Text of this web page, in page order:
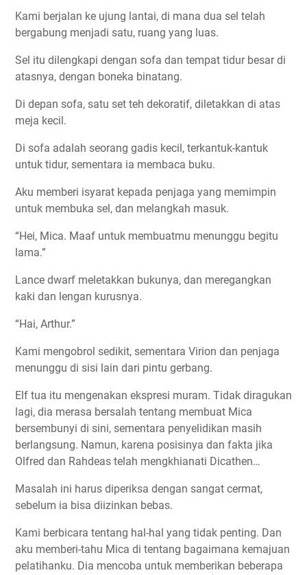
Kami berjalan ke ujung lantai, di mana dua sel telah
bergabung menjadi satu, ruang yang luas.
Sel itu dilengkapi dengan sofa dan tempat tidur besar di
atasnya, dengan boneka binatang.
Di depan sofa, satu set teh dekoratif, diletakkan di atas
meja kecil.
Di sofa adalah seorang gadis kecil, terkantuk-kantuk
untuk tidur, sementara ia membaca buku.
Aku memberi isyarat kepada penjaga yang memimpin
untuk membuka sel, dan melangkah masuk.
“Hei, Mica. Maaf untuk membuatmu menunggu begitu
lama.”
Lance dwarf meletakkan bukunya, dan meregangkan
kaki dan lengan kurusnya.
“Hai, Arthur.”
Kami mengobrol sedikit, sementara Virion dan penjaga
menunggu di sisi lain dari pintu gerbang.
Elf tua itu mengenakan ekspresi muram. Tidak diragukan
lagi, dia merasa bersalah tentang membuat Mica
bersembunyi di sini, sementara penyelidikan masih
berlangsung. Namun, karena posisinya dan fakta jika
Olfred dan Rahdeas telah mengkhianati Dicathen…
Masalah ini harus diperiksa dengan sangat cermat,
sebelum ia bisa diizinkan bebas.
Kami berbicara tentang hal-hal yang tidak penting. Dan
aku memberi-tahu Mica di tentang bagaimana kemajuan
pelatihanku. Dia mencoba untuk memberikan beberapa